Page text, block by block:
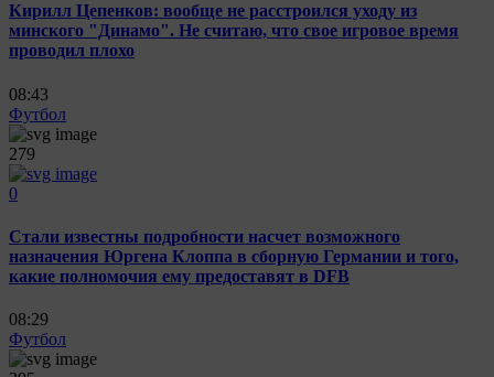
Кирилл Цепенков: вообще не расстроился уходу из
минского "Динамо". Не считаю, что свое игровое время
проводил плохо
08:43
Футбол
279
0
Стали известны подробности насчет возможного
назначения Юргена Клоппа в сборную Германии и того,
какие полномочия ему предоставят в DFB
08:29
Футбол